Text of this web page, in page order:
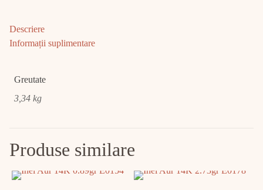
Descriere
Informații suplimentare
Greutate
3,34 kg
Produse similare